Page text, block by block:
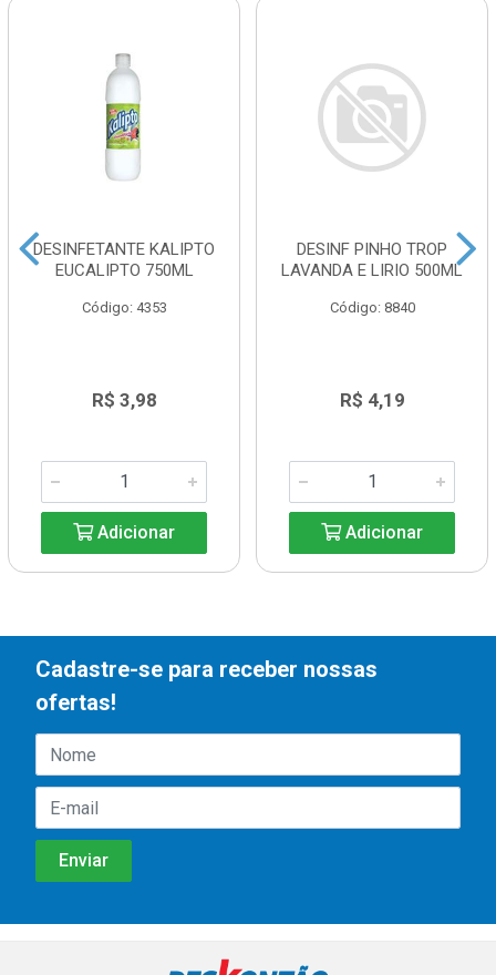
DESINFETANTE KALIPTO
EUCALIPTO 750ML
Código: 4353
R$ 3,98
Adicionar
DESINF PINHO TROP
LAVANDA E LIRIO 500ML
Código: 8840
R$ 4,19
Adicionar
Cadastre-se para receber nossas
ofertas!